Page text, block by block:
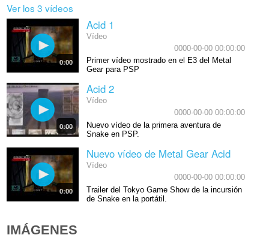
Ver los 3 vídeos
0:00
Acid 1
Vídeo
0000-00-00 00:00:00
Primer vídeo mostrado en el E3 del Metal
Gear para PSP
0:00
Acid 2
Vídeo
0000-00-00 00:00:00
Nuevo vídeo de la primera aventura de
Snake en PSP.
0:00
Nuevo vídeo de Metal Gear Acid
Vídeo
0000-00-00 00:00:00
Trailer del Tokyo Game Show de la incursión
de Snake en la portátil.
IMÁGENES